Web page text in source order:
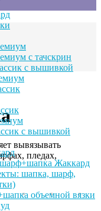
с тачскрин
с вышивкой
с вышивкой
Жаккард
шапка, шарф,
объемной вязки
вывязывать
пледах,